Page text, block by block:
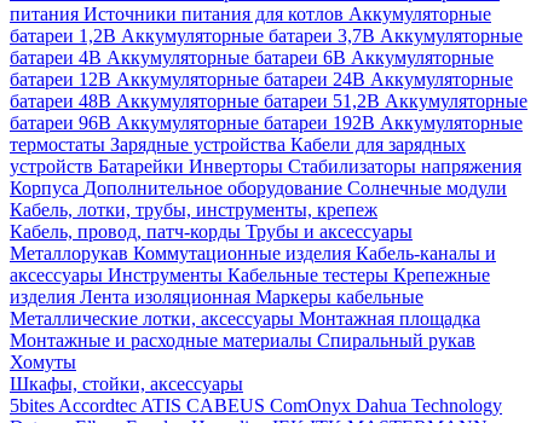
питания Источники питания для котлов Аккумуляторные
батареи 1,2В Аккумуляторные батареи 3,7В Аккумуляторные
батареи 4В Аккумуляторные батареи 6В Аккумуляторные
батареи 12В Аккумуляторные батареи 24В Аккумуляторные
батареи 48В Аккумуляторные батареи 51,2В Аккумуляторные
батареи 96В Аккумуляторные батареи 192В Аккумуляторные
термостаты Зарядные устройства Кабели для зарядных
устройств Батарейки Инверторы Стабилизаторы напряжения
Корпуса Дополнительное оборудование Солнечные модули
Кабель, лотки, трубы, инструменты, крепеж
Кабель, провод, патч-корды Трубы и аксессуары
Металлорукав Коммутационные изделия Кабель-каналы и
аксессуары Инструменты Кабельные тестеры Крепежные
изделия Лента изоляционная Маркеры кабельные
Металлические лотки, аксессуары Монтажная площадка
Монтажные и расходные материалы Спиральный рукав
Хомуты
Шкафы, стойки, аксессуары
5bites Accordtec ATIS CABEUS ComOnyx Dahua Technology